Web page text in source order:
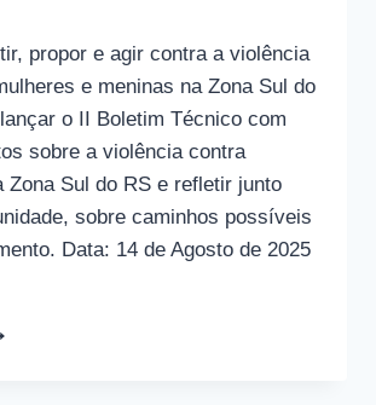
propor e agir contra a violência
e meninas na Zona Sul do
o II Boletim Técnico com
sobre a violência contra
Zona Sul do RS e refletir junto
sobre caminhos possíveis
Data: 14 de Agosto de 2025